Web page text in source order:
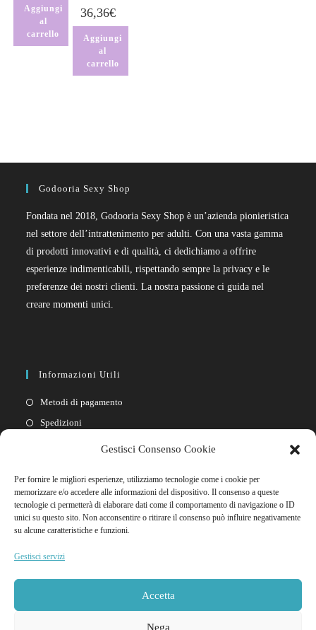
Gestisci Consenso Cookie
Per fornire le migliori esperienze, utilizziamo tecnologie come i cookie per
memorizzare e/o accedere alle informazioni del dispositivo. Il consenso a queste
tecnologie ci permetterà di elaborare dati come il comportamento di navigazione o ID
unici su questo sito. Non acconsentire o ritirare il consenso può influire negativamente
su alcune caratteristiche e funzioni.
Gestisci servizi
Accetta
Nega
Aggiungi
al
carrello
36,36€
Aggiungi
al
carrello
Godooria Sexy Shop
Fondata nel 2018, Godooria Sexy Shop è un’azienda pionieristica
nel settore dell’intrattenimento per adulti. Con una vasta gamma
di prodotti innovativi e di qualità, ci dedichiamo a offrire
esperienze indimenticabili, rispettando sempre la privacy e le
preferenze dei nostri clienti. La nostra passione ci guida nel
creare momenti unici.
Informazioni Utili
Metodi di pagamento
Spedizioni
Cookie policy
Link Rapidi